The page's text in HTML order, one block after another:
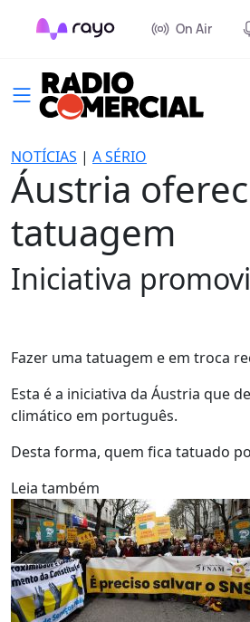
On Air
NOTÍCIAS | A SÉRIO
Áustria
tatuagem
Iniciativa
Fazer uma tatuagem e em troca
Esta é a iniciativa da Áustria que
climático em português.
Desta forma, quem fica tatuado
Leia também